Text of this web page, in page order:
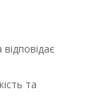
та